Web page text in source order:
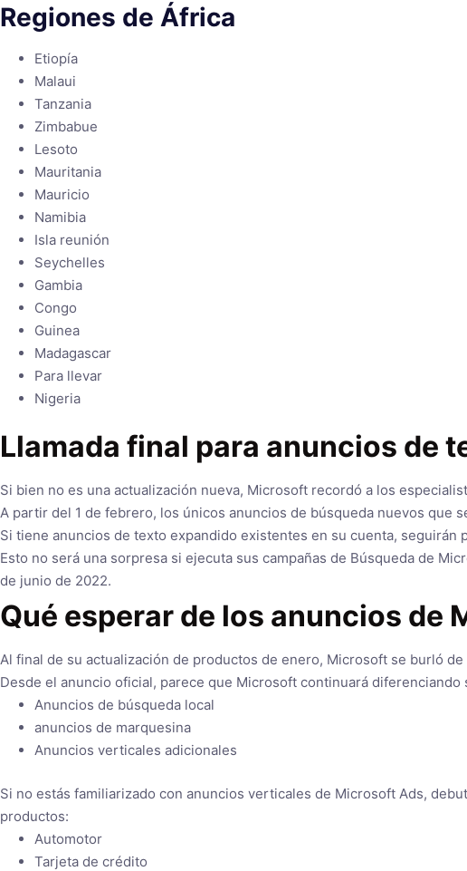
Regiones de África
Etiopía
Malaui
Tanzania
Zimbabue
Lesoto
Mauritania
Mauricio
Namibia
Isla reunión
Seychelles
Gambia
Congo
Guinea
Madagascar
Para llevar
Nigeria
Llamada final para anuncios de
Si bien no es una actualización nueva, Microsoft recordó a los
A partir del 1 de febrero, los únicos anuncios de búsqueda nuevos que
Si tiene anuncios de texto expandido existentes en su cuenta,
Esto no será una sorpresa si ejecuta sus campañas de Búsqueda de
de junio de 2022.
Qué esperar de los anuncios de
Al final de su actualización de productos de enero, Microsoft se burló
Desde el anuncio oficial, parece que Microsoft continuará
Anuncios de búsqueda local
anuncios de marquesina
Anuncios verticales adicionales
Si no estás familiarizado con anuncios verticales de Microsoft Ads,
productos:
Automotor
Tarjeta de crédito